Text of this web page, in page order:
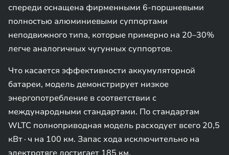
спереди оснащена фирменными 6-поршневыми
полностью алюминиевыми суппортами
неподвижного типа, которые примерно на 20–30%
легче аналогичных чугунных суппортов.
Что касается эффективности аккумуляторной
батареи, модель демонстрирует низкое
энергопотребление в соответствии с
международными стандартами. По стандартам
WLTC полноприводная модель расходует всего 20,5
кВт∙ч на 100 км. Запас хода исключительно на